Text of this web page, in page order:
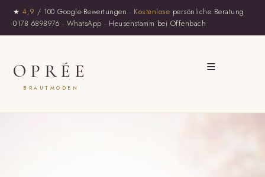
★4,9 / 100 Google-Bewertungen · Kostenlose persönliche Beratung
0178 6898976 · WhatsApp · Heusenstamm bei Offenbach
OPRÉE
BRAUTMODEN
≡